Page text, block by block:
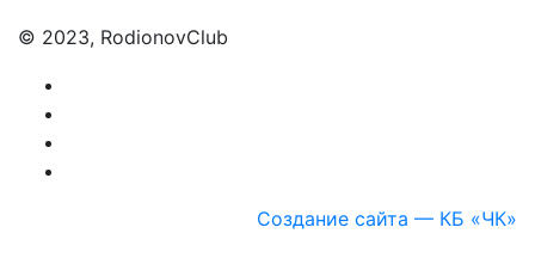
© 2023, RodionovClub
Создание сайта — КБ «ЧК»